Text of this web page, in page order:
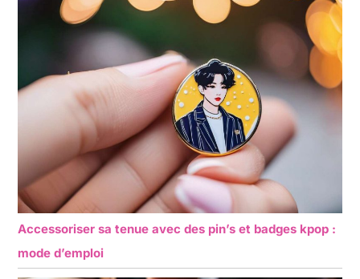
Accessoriser sa tenue avec des pin’s et badges kpop :
mode d’emploi